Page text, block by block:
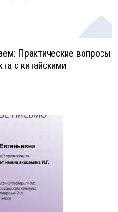
Практические вопросы
с китайскими